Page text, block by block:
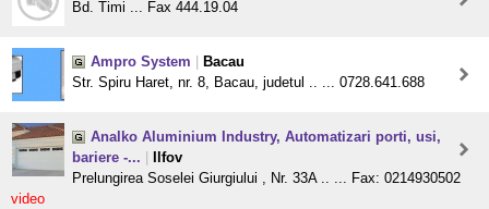
Bd. Timi ... Fax 444.19.04
Ampro System
Bacau
Str. Spiru Haret, nr. 8, Bacau, judetul .. ... 0728.641.688
Analko Aluminium Industry, Automatizari porti, usi,
bariere -...
Ilfov
Prelungirea Soselei Giurgiului , Nr. 33A .. ... Fax: 0214930502
video